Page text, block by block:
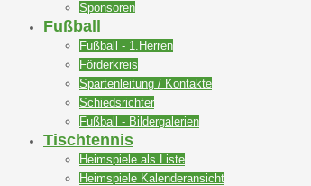
Sponsoren
Fußball
Fußball - 1.Herren
Förderkreis
Spartenleitung / Kontakte
Schiedsrichter
Fußball - Bildergalerien
Tischtennis
Heimspiele als Liste
Heimspiele Kalenderansicht